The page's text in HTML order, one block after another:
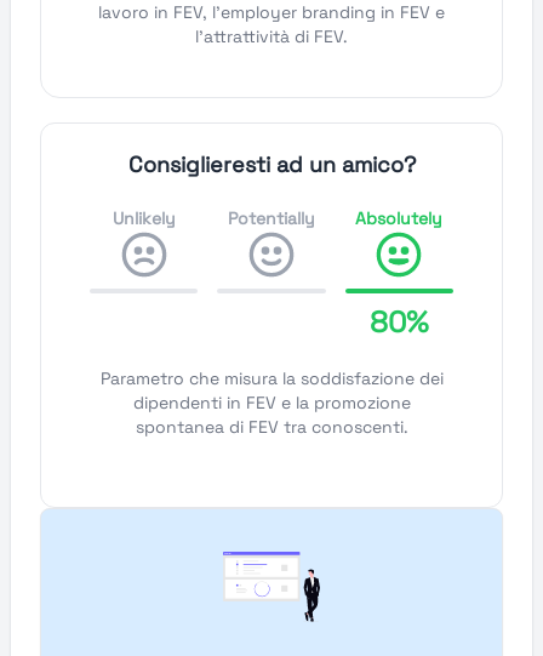
lavoro in FEV, l'employer branding in FEV e
l'attrattività di FEV.
Consiglieresti ad un amico?
Unlikely Potentially Absolutely
80%
Parametro che misura la soddisfazione dei
dipendenti in FEV e la promozione
spontanea di FEV tra conoscenti.